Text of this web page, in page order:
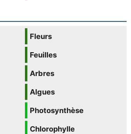
Fleurs
Feuilles
Arbres
Algues
Photosynthèse
Chlorophylle